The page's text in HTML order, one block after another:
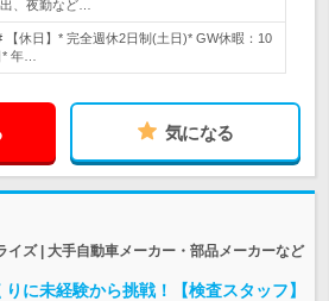
、夜勤など…
休日】* 完全週休2日制(土日)* GW休暇：10
年…
気になる
イズ | 大手自動車メーカー・部品メーカーなど
に未経験から挑戦！【検査スタッフ】